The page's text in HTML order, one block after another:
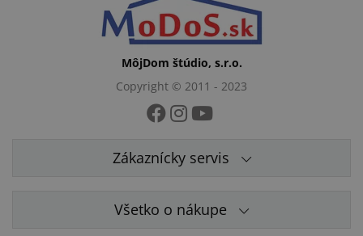
MôjDom štúdio, s.r.o.
Copyright © 2011 - 2023
Zákaznícky servis
Všetko o nákupe